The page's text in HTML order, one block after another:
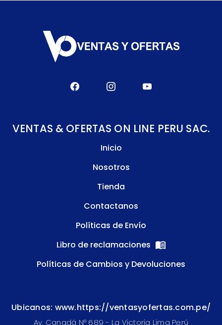
VENTAS & OFERTAS ON LINE PERU SAC.
Inicio
Nosotros
Tienda
Contactanos
Políticas de Envío
Libro de reclamaciones
Políticas de Cambios y Devoluciones
Ubicanos: www.https://ventasyofertas.com.pe/
Av. Canadá N° 689 - La Victoria Lima Perú